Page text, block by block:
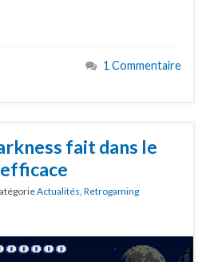
1 Commentaire
fait dans le
Actualités, Retrogaming